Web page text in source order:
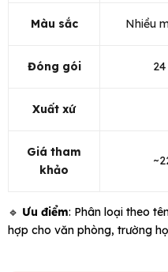
Màu sắc Nhiều
Đóng gói
Xuất xứ
Giá tham
khảo
🔹 Ưu điểm: Phân loại theo
hợp cho văn phòng, trường